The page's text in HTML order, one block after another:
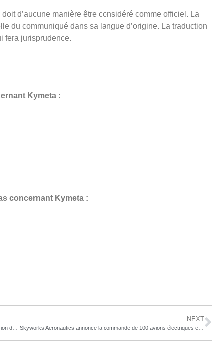
d’aucune manière être considéré comme officiel. La
du communiqué dans sa langue d’origine. La traduction
fera jurisprudence.
Kymeta :
concernant Kymeta :
NEXT